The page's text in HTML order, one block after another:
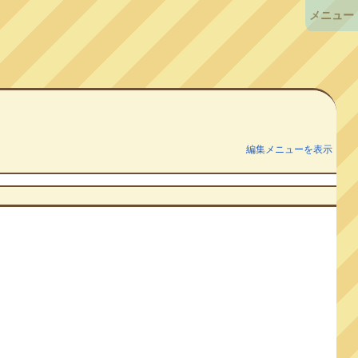
編集メニューを表示
メニュー